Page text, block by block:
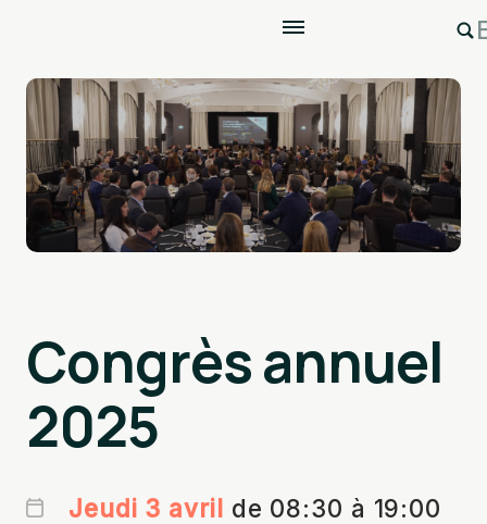
Congrès annuel
2025
Jeudi 3 avril de 08:30 à 19:00